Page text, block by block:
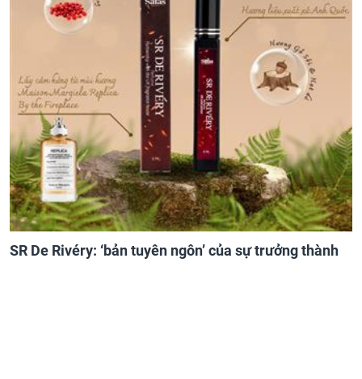
SR De Rivéry: ‘bản tuyên ngôn’ của sự trưởng thành